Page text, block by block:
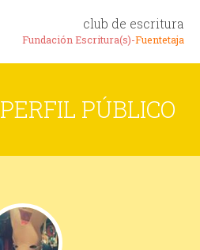
club de escritura
Fundación Escritura(s)-Fuentetaja
PERFIL PÚBLICO